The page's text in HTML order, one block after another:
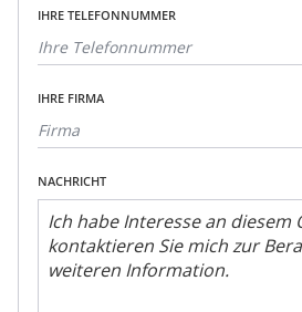
IHRE TELEFONNUMMER
IHRE FIRMA
NACHRICHT